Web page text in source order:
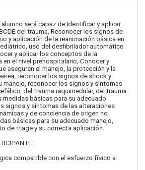
será capaz de Identificar y aplicar
del trauma, Reconocer los signos de
y aplicación de la reanimación básica en
uso del desfibrilador automático
y aplicar los conceptos de la
en el nivel prehospitalario, Conocer y
aseguren el manejo, la protección y la
reconocer los signos de shock y
manejo, reconocer los signos y síntomas
del trauma raquimedular, del trauma
medidas básicas para su adecuado
signos y síntomas de las alteraciones
y de conciencia de origen no
básicas para su adecuado manejo,
de triage y su correcta aplicación.
compatible con el esfuerzo físico a